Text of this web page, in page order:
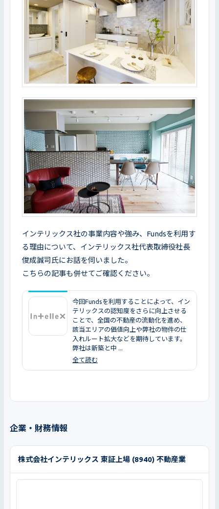
インテリックス社の事業内容や強み、Fundsを利用す
る理由について、インテリックス社代表取締役社長
俊成誠司氏にお話を伺いました。
こちらの記事も併せてご確認ください。
今回Fundsを利用することによって、イン
テリックスの認知度をさらに向上させる
ことで、全国の不動産の流動化を進め、
該当エリアの価値向上や弊社の物件の仕
入れルート拡大などを期待しています。
弊社は新築と中 ...
全て読む
企業・財務情報
株式会社インテリックス 東証上場 (8940) 不動産業